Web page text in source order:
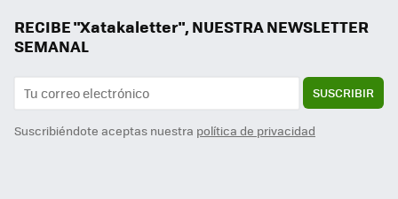
RECIBE "Xatakaletter", NUESTRA NEWSLETTER
SEMANAL
SUSCRIBIR
Suscribiéndote aceptas nuestra política de privacidad